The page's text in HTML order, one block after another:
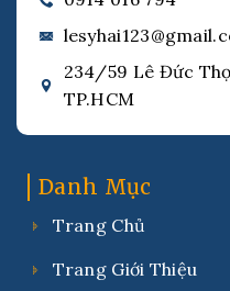
234/59 Lê Đức
TP.HCM
Danh Mục
Trang Chủ
Trang Giới Thiệu